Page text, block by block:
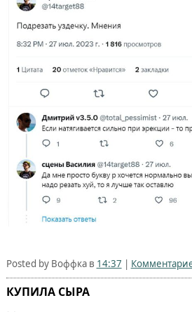
Posted by Воффка в 14:37 |
КУПИЛА СЫРА